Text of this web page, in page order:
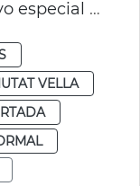
València prevé un dispositivo especial limpia en Navidad
VELLA